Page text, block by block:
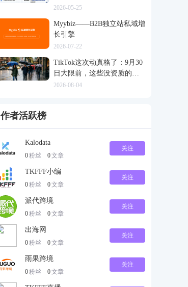
2026-05-25
Myybiz——B2B独立站私域增
长引擎
2026-07-22
TikTok这次动真格了：9月30
日大限前，这些没资质的货
一律清退
2026-08-04
作者活跃榜
Kalodata
0粉丝 0文章
关注
TKFFF小编
0粉丝 0文章
关注
派代跨境
0粉丝 0文章
关注
出海网
0粉丝 0文章
关注
雨果跨境
0粉丝 0文章
关注